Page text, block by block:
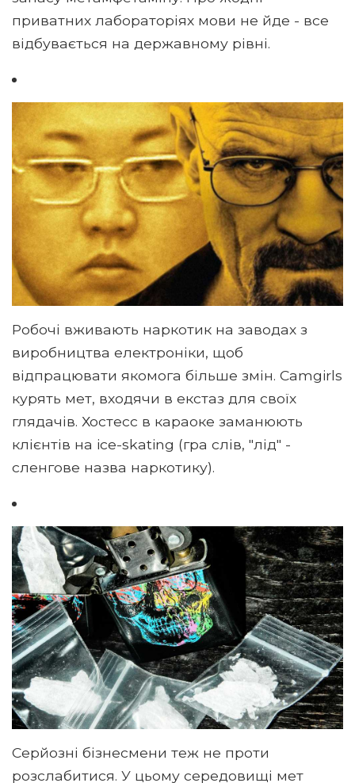
приватних лабораторіях мови не йде - все
відбувається на державному рівні.
Робочі вживають наркотик на заводах з
виробництва електроніки, щоб
відпрацювати якомога більше змін. Camgirls
курять мет, входячи в екстаз для своїх
глядачів. Хостесс в караоке заманюють
клієнтів на ice-skating (гра слів, "лід" -
сленгове назва наркотику).
Серйозні бізнесмени теж не проти
розслабитися. У цьому середовищі мет